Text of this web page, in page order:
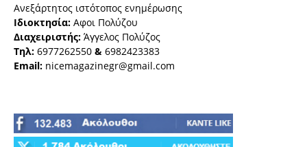
Ανεξάρτητος ιστότοπος ενημέρωσης
Ιδιοκτησία: Αφοι Πολύζου
Διαχειριστής: Άγγελος Πολύζος
Τηλ: 6977262550 & 6982423383
Email: nicemagazinegr@gmail.com